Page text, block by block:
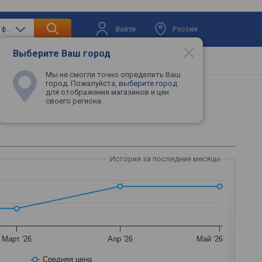
только смарт часы и фитнес браслеты Войти Россия
Выберите Ваш город
Мы не смогли точно определить Ваш
город. Пожалуйста, выберите город
для отображения магазинов и цен
своего региона.
техника Телевизоры
История за последние месяцы
Средняя цена
Март '26 Апр '26 Май '26